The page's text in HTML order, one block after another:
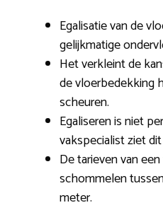
Egalisatie van de
gelijkmatige
Het verkleint de
de vloerbedekking
scheuren.
Egaliseren is niet
vakspecialist ziet
De tarieven van
schommelen
meter.